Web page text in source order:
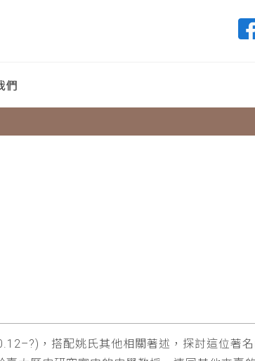
們
，搭配姚氏其他相關著述，探討這位著